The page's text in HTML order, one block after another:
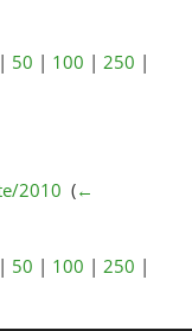
| 50 | 100 | 250 |
2010 (←
| 50 | 100 | 250 |